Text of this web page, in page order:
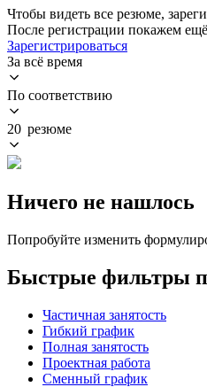
Чтобы видеть все резюме,
После регистрации покажем
Зарегистрироваться
За всё время
По соответствию
20 резюме
Ничего не нашлось
Попробуйте изменить
Быстрые фильтры
Частичная занятость
Гибкий график
Полная занятость
Проектная работа
Сменный график